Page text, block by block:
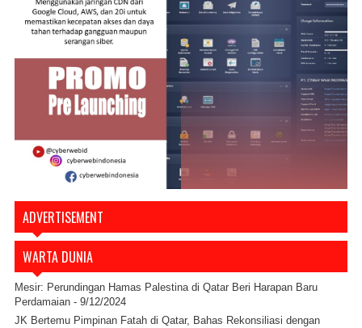
ADVERTISEMENT
WARTA DUNIA
Mesir: Perundingan Hamas Palestina di Qatar Beri Harapan Baru
Perdamaian - 9/12/2024
JK Bertemu Pimpinan Fatah di Qatar, Bahas Rekonsiliasi dengan